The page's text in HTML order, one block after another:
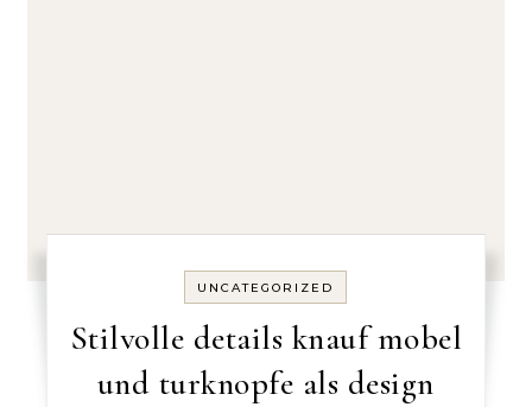
UNCATEGORIZED
Stilvolle details knauf mobel
und turknopfe als design